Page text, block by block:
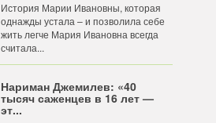
История Марии Ивановны, которая
однажды устала – и позволила себе
жить легче Мария Ивановна всегда
считала...
Нариман Джемилев: «40
тысяч саженцев в 16 лет —
эт...